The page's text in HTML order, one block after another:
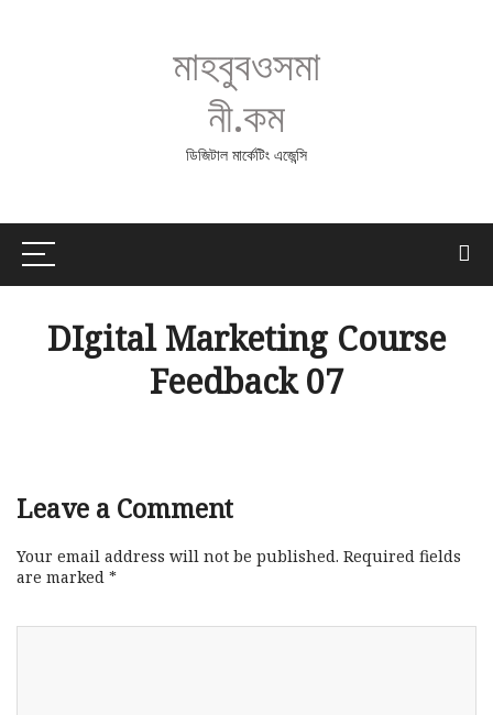
মাহবুবওসমা
নী.কম
ডিজিটাল মার্কেটিং এজেন্সি
DIgital Marketing Course
Feedback 07
Leave a Comment
Your email address will not be published. Required fields
are marked *